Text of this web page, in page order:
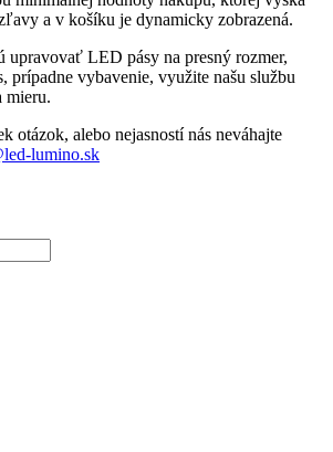
a v košíku je dynamicky zobrazená.
upravovať LED pásy na presný rozmer,
prípadne vybavenie, využite našu službu
mieru.
otázok, alebo nejasností nás neváhajte
lumino.sk